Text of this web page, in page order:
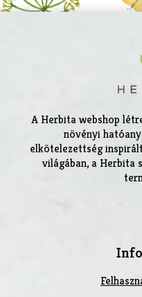
A Herbita webshop
növényi
elkötelezettség
világában, a Herbita